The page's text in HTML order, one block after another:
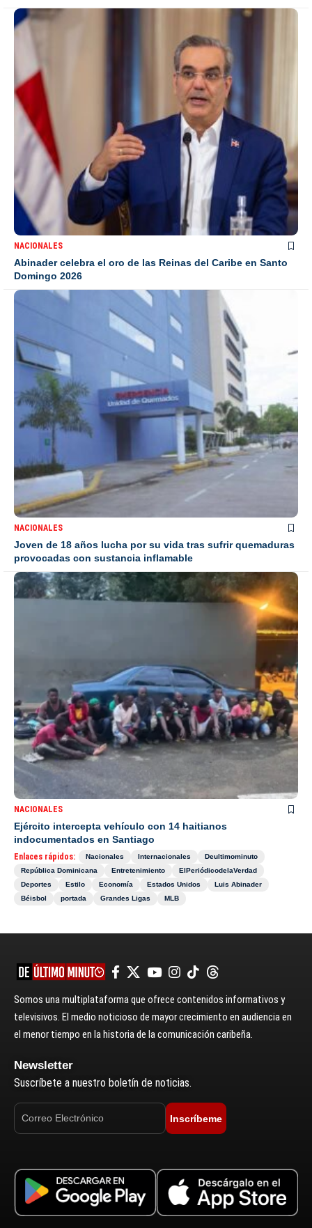
NACIONALES
Abinader celebra el oro de las Reinas del Caribe en Santo
Domingo 2026
NACIONALES
Joven de 18 años lucha por su vida tras sufrir quemaduras
provocadas con sustancia inflamable
NACIONALES
Ejército intercepta vehículo con 14 haitianos
indocumentados en Santiago
Enlaces rápidos: Nacionales Internacionales
Deultimominuto
República Dominicana
Entretenimiento
ElPeriódicodelaVerdad
Deportes
Estilo Economía Estados Unidos
Luis Abinader
Béisbol
portada Grandes Ligas MLB
Somos una multiplataforma que ofrece contenidos informativos y
televisivos. El medio noticioso de mayor crecimiento en audiencia en
el menor tiempo en la historia de la comunicación caribeña.
Newsletter
Suscríbete a nuestro boletín de noticias.
Inscríbeme